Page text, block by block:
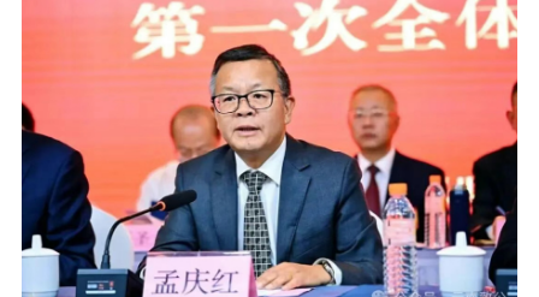
电子杂志
图片欣赏
视频中心
联系我们
媒体报道